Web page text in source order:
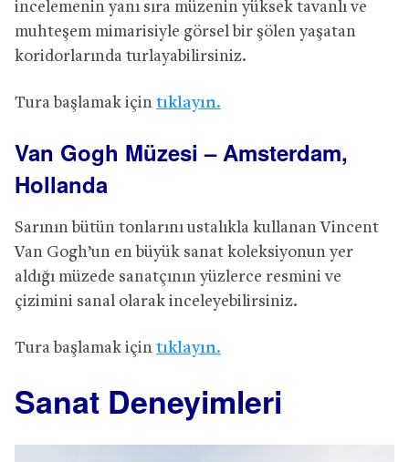
incelemenin yanı sıra müzenin yüksek tavanlı ve
muhteşem mimarisiyle görsel bir şölen yaşatan
koridorlarında turlayabilirsiniz.
Tura başlamak için tıklayın.
Van Gogh Müzesi – Amsterdam,
Hollanda
Sarının bütün tonlarını ustalıkla kullanan Vincent
Van Gogh’un en büyük sanat koleksiyonun yer
aldığı müzede sanatçının yüzlerce resmini ve
çizimini sanal olarak inceleyebilirsiniz.
Tura başlamak için tıklayın.
Sanat Deneyimleri